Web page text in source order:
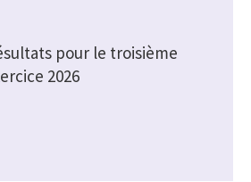
pour le troisième
2026